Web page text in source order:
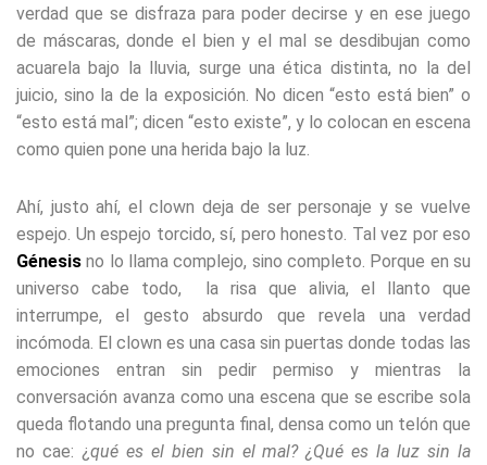
verdad que se disfraza para poder decirse y en ese juego
de máscaras, donde el bien y el mal se desdibujan como
acuarela bajo la lluvia, surge una ética distinta, no la del
juicio, sino la de la exposición. No dicen “esto está bien” o
“esto está mal”; dicen “esto existe”, y lo colocan en escena
como quien pone una herida bajo la luz.
Ahí, justo ahí, el clown deja de ser personaje y se vuelve
espejo. Un espejo torcido, sí, pero honesto. Tal vez por eso
Génesis no lo llama complejo, sino completo. Porque en su
universo cabe todo, la risa que alivia, el llanto que
interrumpe, el gesto absurdo que revela una verdad
incómoda. El clown es una casa sin puertas donde todas las
emociones entran sin pedir permiso y mientras la
conversación avanza como una escena que se escribe sola
queda flotando una pregunta final, densa como un telón que
no cae: ¿qué es el bien sin el mal? ¿Qué es la luz sin la